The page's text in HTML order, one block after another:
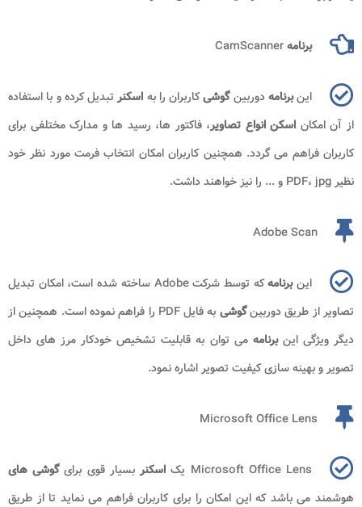
برنامهCamScanner
اینبرنامهدوربینگوشیکاربران را به اسکنرتبدیل کرده و با استفاده
از آن امکان اسکن انواع تصاویر، فاکتور ها، رسید ها و مدارک مختلفی برای
کاربران فراهم می گردد. همچنین کاربران امکان انتخاب فرمت مورد نظر خود
نظیر PDF، jpg و ... را نیز خواهند داشت.
Adobe Scan
اینبرنامه
که توسط شرکت Adobe ساخته شده است، امکان تبدیل
تصاویر از طریق دوربینگوشی
به فایل PDF را فراهم نموده است. همچنین از
دیگر ویژگی اینبرنامهمی توان به قابلیت تشخیص خودکار مرز های داخل
تصویر و بهینه سازی کیفیت تصویر اشاره نمود.
Microsoft Office Lens
Microsoft Office Lens یک اسکنربسیار قوی برایگوشی های
هوشمند می باشد که این امکان را برای کاربران فراهم می نماید تا از طریق